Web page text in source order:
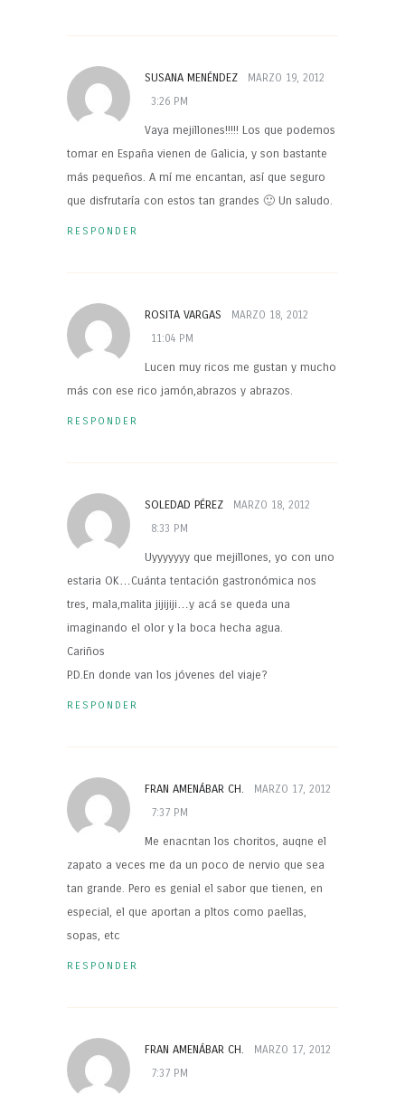
SUSANA MENÉNDEZ
MARZO 19, 2012
3:26 PM
Vaya mejillones!!!!! Los que podemos
tomar en España vienen de Galicia, y son bastante
más pequeños. A mí me encantan, así que seguro
que disfrutaría con estos tan grandes 🙂 Un saludo.
RESPONDER
ROSITA VARGAS
MARZO 18, 2012
11:04 PM
Lucen muy ricos me gustan y mucho
más con ese rico jamón,abrazos y abrazos.
RESPONDER
SOLEDAD PÉREZ
MARZO 18, 2012
8:33 PM
Uyyyyyyy que mejillones, yo con uno
estaria OK…Cuánta tentación gastronómica nos
tres, mala,malita jijijiji…y acá se queda una
imaginando el olor y la boca hecha agua.
Cariños
P.D.En donde van los jóvenes del viaje?
RESPONDER
FRAN AMENÁBAR CH.
MARZO 17, 2012
7:37 PM
Me enacntan los choritos, auqne el
zapato a veces me da un poco de nervio que sea
tan grande. Pero es genial el sabor que tienen, en
especial, el que aportan a pltos como paellas,
sopas, etc
RESPONDER
FRAN AMENÁBAR CH.
MARZO 17, 2012
7:37 PM